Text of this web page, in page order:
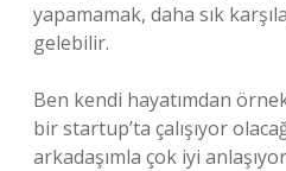
yapamamak, daha sık
gelebilir.
Ben kendi hayatımdan
bir startup’ta çalışıyor
arkadaşımla çok iyi